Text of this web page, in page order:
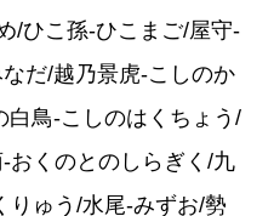
/ひこ孫-ひこまご/屋守-
だ/越乃景虎-こしのか
白鳥-こしのはくちょう/
おくのとのしらぎく/九
りゅう/水尾-みずお/勢